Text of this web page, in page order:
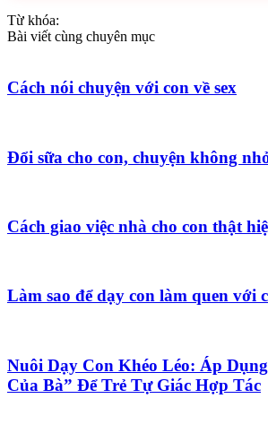
Từ khóa:
Bài viết cùng chuyên mục
Cách nói chuyện với con về sex
Đổi sữa cho con, chuyện không
Cách giao việc nhà cho con thật
Làm sao để dạy con làm quen với
Nuôi Dạy Con Khéo Léo: Áp
Của Bà” Để Trẻ Tự Giác Hợp Tác